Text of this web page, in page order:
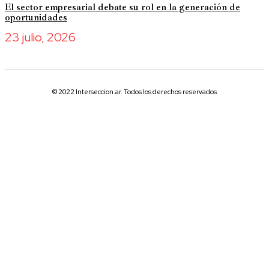
El sector empresarial debate su rol en la generación de
oportunidades
23 julio, 2026
© 2022 Interseccion.ar. Todos los derechos reservados